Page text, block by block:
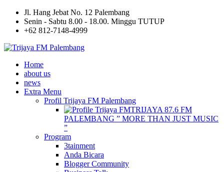
Jl. Hang Jebat No. 12 Palembang
Senin - Sabtu 8.00 - 18.00. Minggu TUTUP
+62 812-7148-4999
Home
about us
news
Extra Menu
Profil Trijaya FM Palembang
TRIJAYA 87.6 FM
PALEMBANG ” MORE THAN JUST MUSIC
”
Program
3tainment
Anda Bicara
Blogger Community